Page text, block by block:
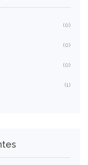
(0)
(0)
(0)
(1)